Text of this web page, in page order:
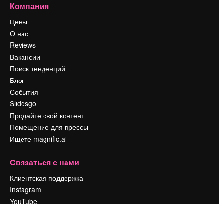
Компания
Цены
О нас
Reviews
Вакансии
Поиск тенденций
Блог
События
Slidesgo
Продайте свой контент
Помещение для прессы
Ищете magnific.ai
Связаться с нами
Клиентская поддержка
Instagram
YouTube